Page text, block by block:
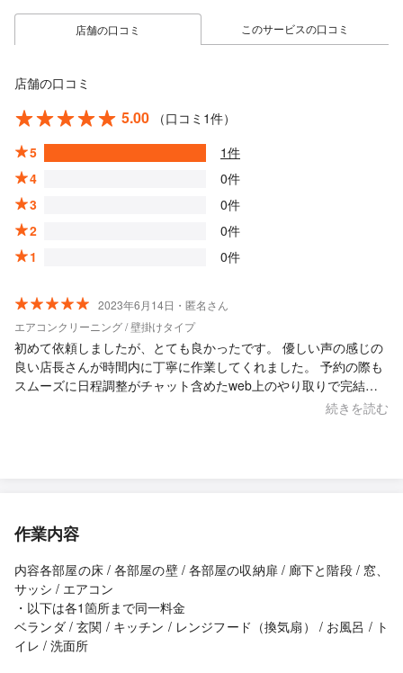
店舗の口コミ このサービスの口コミ
店舗の口コミ
5.00
（口コミ1件）
5
1件
4
0件
3
0件
2
0件
1
0件
2023年6月14日・匿名さん
エアコンクリーニング / 壁掛けタイプ
初めて依頼しましたが、とても良かったです。 優しい声の感じの
良い店長さんが時間内に丁寧に作業してくれました。 予約の際も
スムーズに日程調整がチャット含めたweb上のやり取りで完結で
続きを読む
作業内容
内容各部屋の床 / 各部屋の壁 / 各部屋の収納扉 / 廊下と階段 / 窓、
サッシ / エアコン
・以下は各1箇所まで同一料金
ベランダ / 玄関 / キッチン / レンジフード（換気扇） / お風呂 / ト
イレ / 洗面所